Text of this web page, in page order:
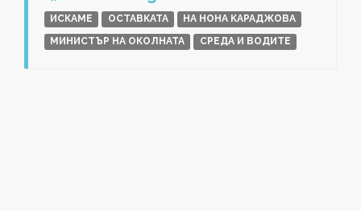
ИСКАМЕ ОСТАВКАТА
НА НОНА КАРАДЖОВА
МИНИСТЪР НА ОКОЛНАТА
СРЕДА И ВОДИТЕ